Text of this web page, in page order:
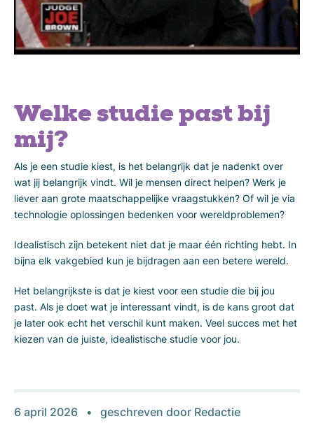
Welke studie past bij
mij?
Als je een studie kiest, is het belangrijk dat je nadenkt over
wat jij belangrijk vindt. Wil je mensen direct helpen? Werk je
liever aan grote maatschappelijke vraagstukken? Of wil je via
technologie oplossingen bedenken voor wereldproblemen?
Idealistisch zijn betekent niet dat je maar één richting hebt. In
bijna elk vakgebied kun je bijdragen aan een betere wereld.
Het belangrijkste is dat je kiest voor een studie die bij jou
past. Als je doet wat je interessant vindt, is de kans groot dat
je later ook echt het verschil kunt maken. Veel succes met het
kiezen van de juiste, idealistische studie voor jou.
6 april 2026 geschreven door Redactie